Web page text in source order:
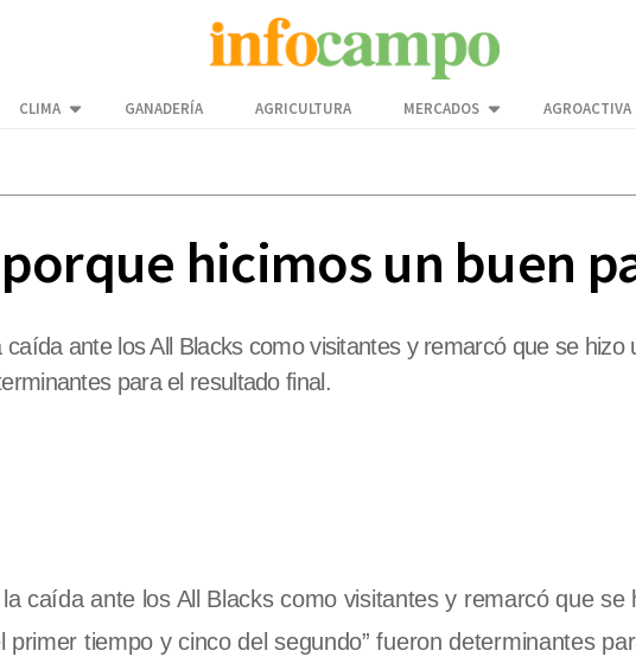
CLIMA GANADERÍA AGRICULTURA MERCADOS AGROACTIVA
hicimos un buen
ante los All Blacks como visitantes y remarcó que se
para el resultado final.
caída ante los All Blacks como visitantes y remarcó que se
primer tiempo y cinco del segundo” fueron determinantes